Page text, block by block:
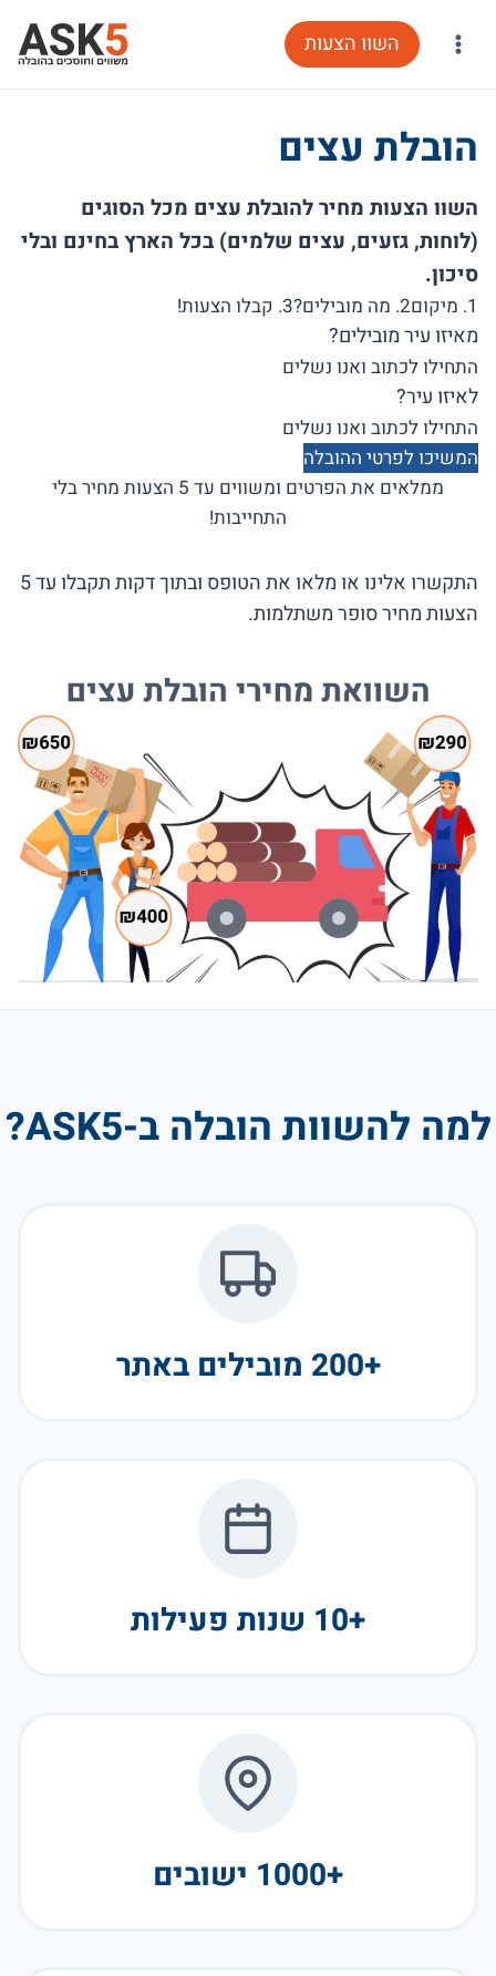
השוו הצעות
הובלת עצים
השוו הצעות מחיר להובלת עצים מכל הסוגים
(לוחות, גזעים, עצים שלמים) בכל הארץ בחינם ובלי
סיכון.
1. מיקום 2. מה מובילים? 3. קבלו הצעות!
מאיזו עיר מובילים?
לאיזו עיר?
המשיכו לפרטי ההובלה
ממלאים את הפרטים ומשווים עד 5 הצעות מחיר בלי
התחייבות!
התקשרו אלינו או מלאו את הטופס ובתוך דקות תקבלו עד 5
הצעות מחיר סופר משתלמות.
למה להשוות הובלה ב-ASK5?
+200 מובילים באתר
+10 שנות פעילות
+1000 ישובים